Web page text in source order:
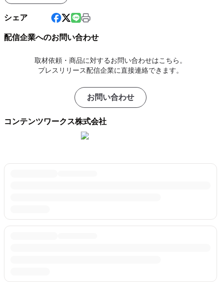
シェア
配信企業へのお問い合わせ
取材依頼・商品に対するお問い合わせはこちら。
プレスリリース配信企業に直接連絡できます。
お問い合わせ
コンテンツワークス株式会社